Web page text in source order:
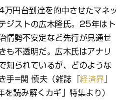
円台到達を的中させたマネッ
ジストの広木隆氏。25年はト
情勢不安定など先行が見通せ
も不透明だ。広木氏はアナリ
知られているが、どのような
手=関 慎夫（雑誌『 経済界
読み解くカギ」特集より）